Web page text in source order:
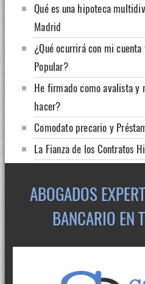
Qué es una hipoteca
Madrid
¿Qué ocurrirá con mi
Popular?
He firmado como avalista y
hacer?
Comodato precario y
La Fianza de los Contratos
ABOGADOS
BANCARIO EN